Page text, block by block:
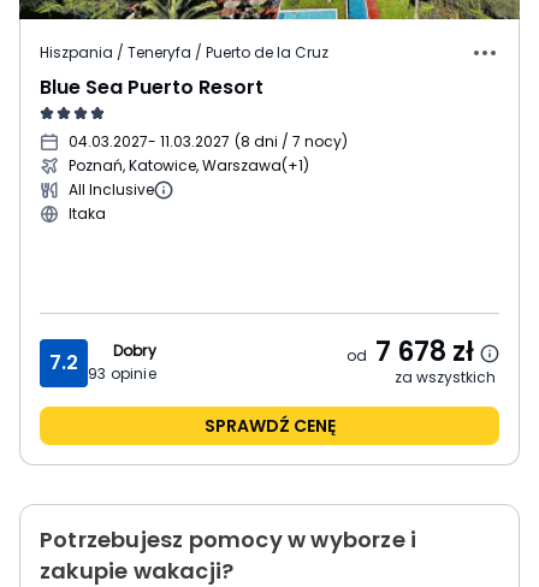
Hiszpania / Teneryfa / Puerto de la Cruz
Blue Sea Puerto Resort
04.03.2027- 11.03.2027 (8 dni / 7 nocy)
Poznań, Katowice, Warszawa(+1)
All Inclusive
Itaka
7.2
Dobry
93 opinie
od 7 678 zł
za wszystkich
SPRAWDŹ CENĘ
Potrzebujesz pomocy w wyborze i
zakupie wakacji?